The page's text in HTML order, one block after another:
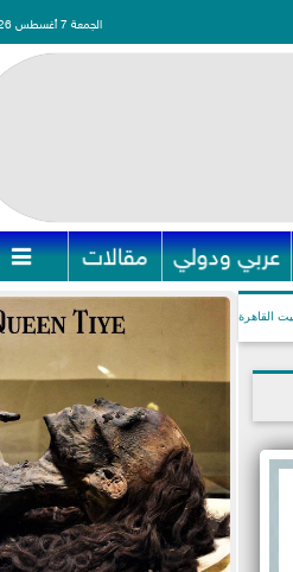
الجمعة 7 أغسطس 2026
عربي ودولي مقالات 
القاهرة